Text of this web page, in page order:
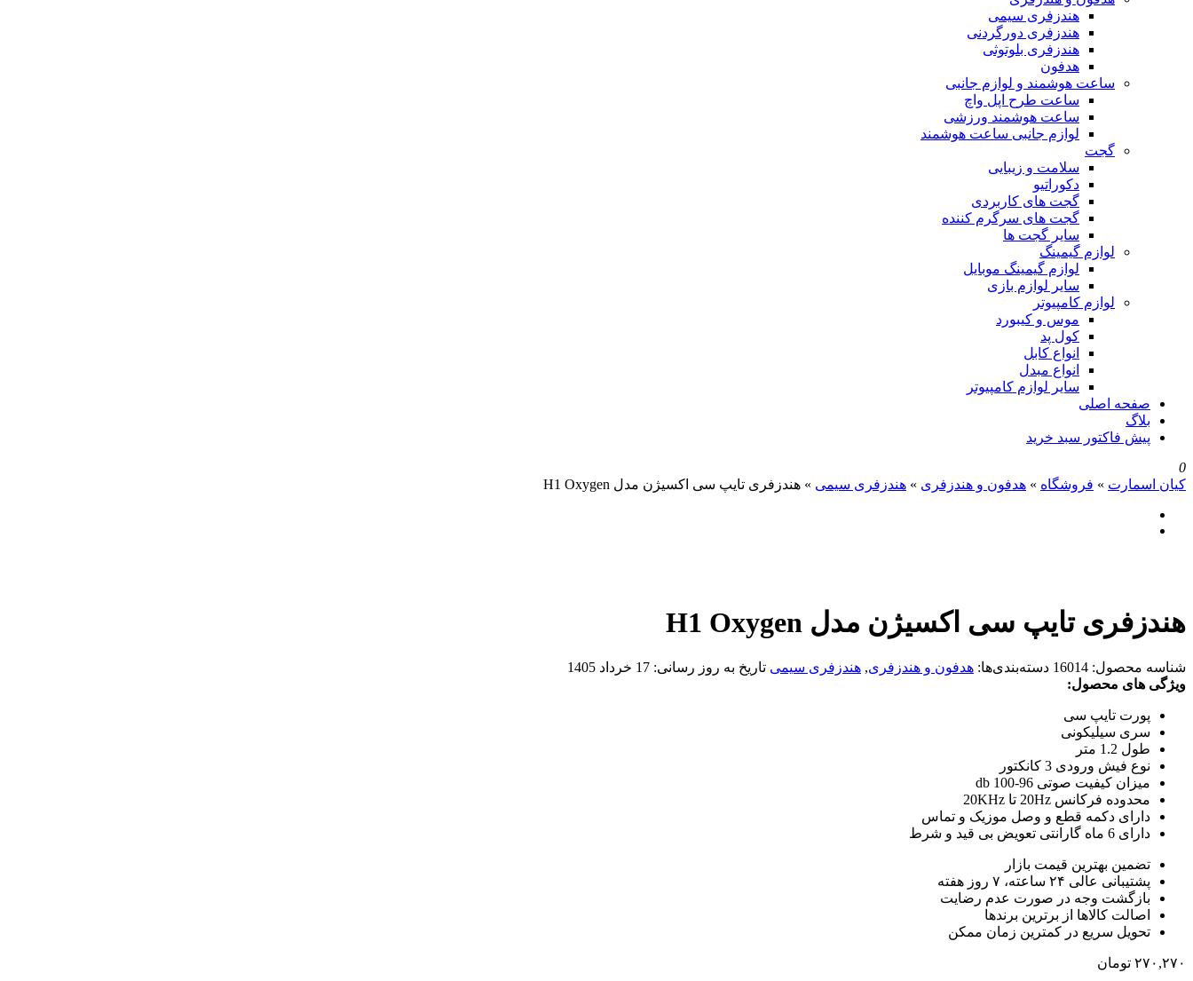
هندزفری سیمی
هندزفری دورگردنی
هندزفری بلوتوثی
هدفون
ساعت هوشمند و لوازم جانبی
ساعت طرح اپل واچ
ساعت هوشمند ورزشی
لوازم جانبی ساعت هوشمند
گجت
سلامت و زیبایی
دکوراتیو
گجت های کاربردی
گجت های سرگرم کننده
سایر گجت ها
لوازم گیمینگ
لوازم گیمینگ موبایل
سایر لوازم بازی
لوازم کامپیوتر
موس و کیبورد
کول پد
انواع کابل
انواع مبدل
سایر لوازم کامپیوتر
صفحه اصلی
بلاگ
پیش فاکتور سبد خرید
0
کیان اسمارت » فروشگاه » هدفون و هندزفری » هندزفری سیمی » هندزفری تایپ سی اکسیژن مدل H1 Oxygen
هندزفری تایپ سی اکسیژن مدل H1 Oxygen
شناسه محصول: 16014 دسته‌بندی‌ها: هدفون و هندزفری, هندزفری سیمی تاریخ به روز رسانی: 17 خرداد 1405
ویژگی های محصول:
پورت تایپ سی
سری سیلیکونی
طول 1.2 متر
نوع فیش ورودی 3 کانکتور
میزان کیفیت صوتی 96-100 db
محدوده فرکانس 20Hz تا 20KHz
دارای دکمه قطع و وصل موزیک و تماس
دارای 6 ماه گارانتی تعویض بی قید و شرط
تضمین بهترین قیمت بازار
پشتیبانی عالی ۲۴ ساعته، ۷ روز هفته
بازگشت وجه در صورت عدم رضایت
اصالت کالاها از برترین برندها
تحویل سریع در کمترین زمان ممکن
۲۷۰,۲۷۰ تومان